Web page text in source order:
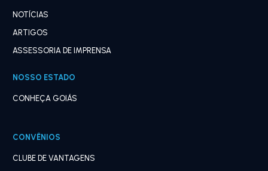
NOTÍCIAS
ARTIGOS
ASSESSORIA DE IMPRENSA
NOSSO ESTADO
CONHEÇA GOIÁS
CONVÊNIOS
CLUBE DE VANTAGENS